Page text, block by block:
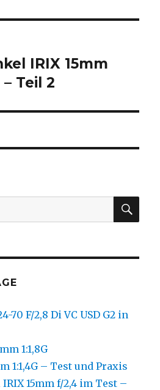
IRIX 15mm
Teil 2
70 F/2,8 Di VC USD G2 in
1:1,8G
1:1,4G – Test und Praxis
15mm f/2,4 im Test –